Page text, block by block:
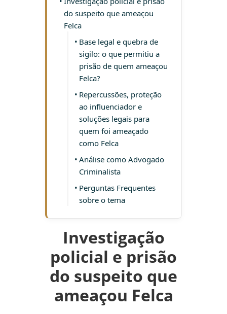
do suspeito que ameaçou
Felca
Base legal e quebra de
sigilo: o que permitiu a
prisão de quem ameaçou
Felca?
Repercussões, proteção
ao influenciador e
soluções legais para
quem foi ameaçado
como Felca
Análise como Advogado
Criminalista
Perguntas Frequentes
sobre o tema
Investigação
policial e prisão
do suspeito que
ameaçou Felca